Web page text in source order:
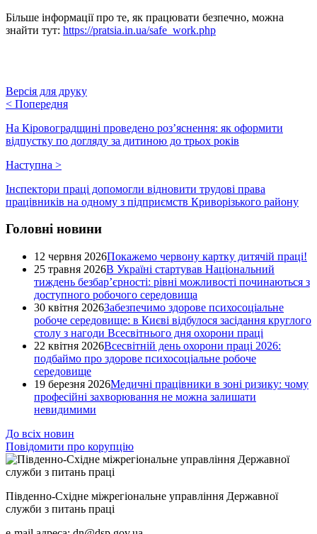
Більше інформації про те, як працювати безпечно, можна
знайти тут: https://pratsia.in.ua/safe_work.php
Версія для друку
< Попередня
На Кіровоградщині проведено роз’яснення: як оформити
відпустку по догляду за дитиною до трьох років
Наступна >
Інспектори праці допомогли відновити трудові права
працівників на одному з підприємств Криворізького району
Головні новини
12 червня 2026Покажемо червону картку дитячій праці!
25 травня 2026В Україні стартував Національний
тиждень безбар’єрності: рівні можливості починаються з
доступного робочого середовища
30 квітня 2026Забезпечимо здорове психосоціальне
робоче середовище: в Києві відбулося засідання круглого
столу з нагоди Всесвітнього дня охорони праці
22 квітня 2026Всесвітній день охорони праці 2026:
подбаймо про здорове психосоціальне робоче
середовище
19 березня 2026Медичні працівники в зоні ризику: чому
професійні захворювання не можна залишати
невидимими
До всіх новин
Повідомити про корупцію
Південно-Східне міжрегіональне управління Державної
служби з питань праці